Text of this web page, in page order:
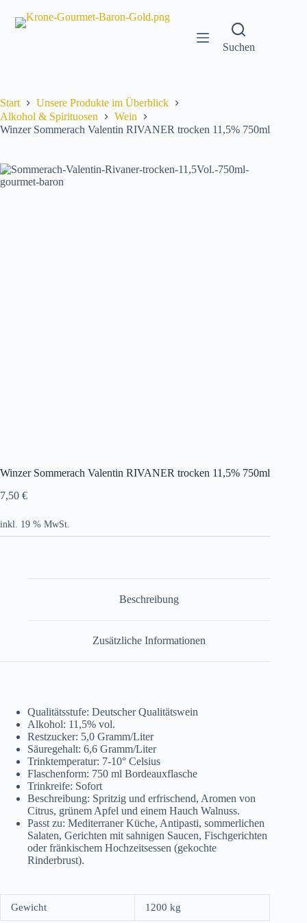
Inhalt
springen
Suchen
Start
Unsere Produkte im Überblick
Alkohol & Spirituosen
Wein
Winzer Sommerach Valentin RIVANER trocken 11,5% 750ml
Winzer Sommerach Valentin RIVANER trocken 11,5% 750ml
7,50 €
inkl. 19 % MwSt.
Beschreibung
Zusätzliche Informationen
Qualitätsstufe: Deutscher Qualitätswein
Alkohol: 11,5% vol.
Restzucker: 5,0 Gramm/Liter
Säuregehalt: 6,6 Gramm/Liter
Trinktemperatur: 7-10° Celsius
Flaschenform: 750 ml Bordeauxflasche
Trinkreife: Sofort
Beschreibung: Spritzig und erfrischend, Aromen von
Citrus, grünem Apfel und einem Hauch Walnuss.
Passt zu: Mediterraner Küche, Antipasti, sommerlichen
Salaten, Gerichten mit sahnigen Saucen, Fischgerichten
oder fränkischem Hochzeitsessen (gekochte
Rinderbrust).
Gewicht 1200 kg